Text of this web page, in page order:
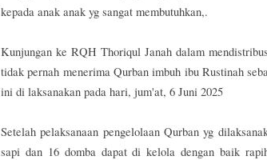
kepada anak anak yg sangat membutuhkan,.
Kunjungan ke RQH Thoriqul Janah dalam
tidak pernah menerima Qurban imbuh ibu Rustinah
ini di laksanakan pada hari, jum'at, 6 Juni 2025
Setelah pelaksanaan pengelolaan Qurban yg
sapi dan 16 domba dapat di kelola dengan baik